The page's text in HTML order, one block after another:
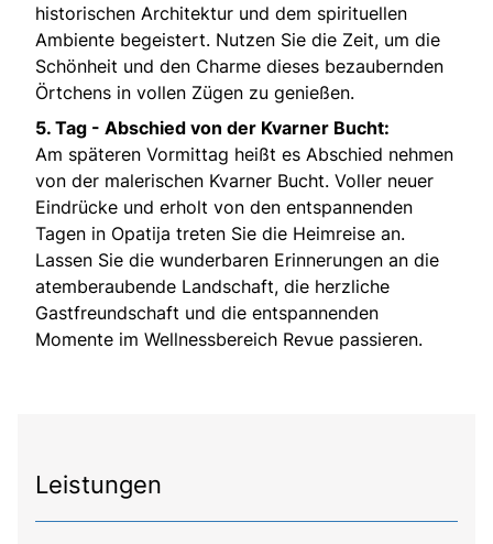
historischen Architektur und dem spirituellen
Ambiente begeistert. Nutzen Sie die Zeit, um die
Schönheit und den Charme dieses bezaubernden
Örtchens in vollen Zügen zu genießen.
5. Tag - Abschied von der Kvarner Bucht:
Am späteren Vormittag heißt es Abschied nehmen
von der malerischen Kvarner Bucht. Voller neuer
Eindrücke und erholt von den entspannenden
Tagen in Opatija treten Sie die Heimreise an.
Lassen Sie die wunderbaren Erinnerungen an die
atemberaubende Landschaft, die herzliche
Gastfreundschaft und die entspannenden
Momente im Wellnessbereich Revue passieren.
Leistungen